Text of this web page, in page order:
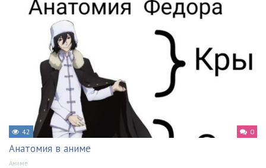
42 0
Анатомия в аниме
Аниме